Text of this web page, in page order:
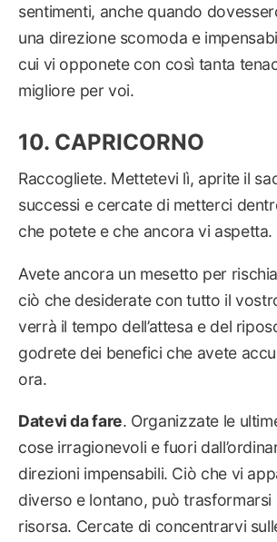
sentimenti, anche quando
una direzione scomoda e
cui vi opponete con così tanta
migliore per voi.
CAPRICORNO
Raccogliete. Mettetevi lì, aprite il
successi e cercate di metterci
che potete e che ancora vi aspetta.
Avete ancora un mesetto per
ciò che desiderate con tutto il
verrà il tempo dell’attesa e del
godrete dei benefici che avete
ora.
Datevi da fare. Organizzate le
cose irragionevoli e fuori
direzioni impensabili. Ciò che vi
diverso e lontano, può trasformarsi
risorsa. Cercate di concentrarvi